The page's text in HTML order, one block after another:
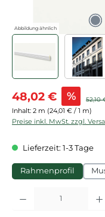
Abbildung ähnlich
Verkaufspreis:
48,02 € % 52,10
Inhalt: 2 m (24,01 € / 1 m)
Preise inkl. MwSt. zzgl.
Lieferzeit: 1-3 Tage
Rahmenprofil
Produkt Anzahl: Gib den